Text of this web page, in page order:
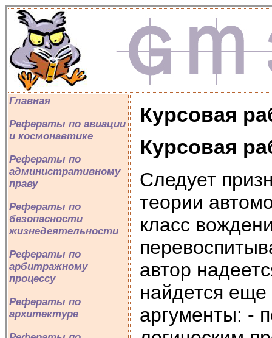
Главная
Рефераты по авиации
и космонавтике
Рефераты по
административному
праву
Рефераты по
безопасности
жизнедеятельности
Рефераты по
арбитражному
процессу
Рефераты по
архитектуре
Курсовая
Курсовая
Следует
теории
класс
автор
найдется
аргументы: -